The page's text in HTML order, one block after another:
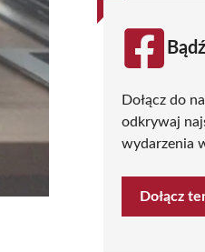
Dołącz do
odkrywaj
wydarzenia
Dołącz